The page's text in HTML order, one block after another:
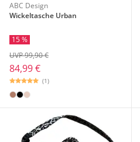
ABC Design
Wickeltasche Urban
15 %
84,99 €
UVP 99,90 €
(1)